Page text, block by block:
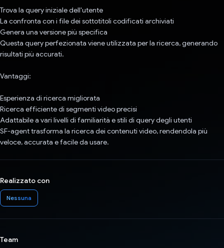
Trova la query iniziale dell'utente
La confronta con i file dei sottotitoli codificati archiviati
Genera una versione più specifica
Questa query perfezionata viene utilizzata per la ricerca, generando
risultati più accurati.
Vantaggi:
Esperienza di ricerca migliorata
Ricerca efficiente di segmenti video precisi
Adattabile a vari livelli di familiarità e stili di query degli utenti
SF-agent trasforma la ricerca dei contenuti video, rendendola più
veloce, accurata e facile da usare.
Realizzato con
Nessuna
Team